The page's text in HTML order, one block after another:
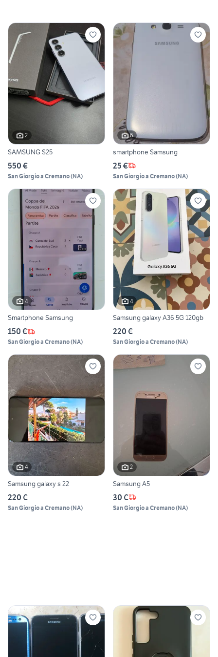
2
SAMSUNG S25
550 €
San Giorgio a Cremano(NA)
6
smartphone Samsung
25 €
San Giorgio a Cremano(NA)
4
Smartphone Samsung
150 €
San Giorgio a Cremano(NA)
4
Samsung galaxy A36 5G 120gb
220 €
San Giorgio a Cremano(NA)
4
Samsung galaxy s 22
220 €
San Giorgio a Cremano(NA)
2
Samsung A5
30 €
San Giorgio a Cremano(NA)